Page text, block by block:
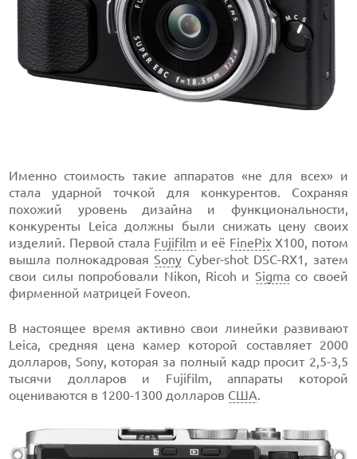
Именно стоимость такие аппаратов «не для всех» и
стала ударной точкой для конкурентов. Сохраняя
похожий уровень дизайна и функциональности,
конкуренты Leica должны были снижать цену своих
изделий. Первой стала Fujifilm и её FinePixX100, потом
вышла полнокадроваяSony Cyber-shot DSC-RX1, затем
свои силы попробовали Nikon, Ricoh и Sigmaсо своей
фирменной матрицей Foveon.
В настоящее время активно свои линейки развивают
Leica, средняя цена камер которой составляет 2000
долларов, Sony, которая за полный кадр просит 2,5-3,5
тысячи долларов и Fujifilm, аппараты которой
оцениваются в 1200-1300 долларов США.